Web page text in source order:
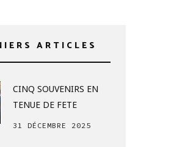
ARTICLES
CINQ SOUVENIRS EN
TENUE DE FETE
31 DÉCEMBRE 2025